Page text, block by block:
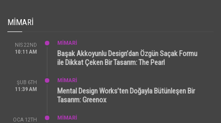
MIMARI
NIS 22ND
10:11 AM
MİMARİ
Başak Akkoyunlu Design’dan Özgün Saçak Formu
ile Dikkat Çeken Bir Tasarım: The Pearl
ŞUB 6TH
11:39 AM
MİMARİ
Mental Design Works’ten Doğayla Bütünleşen Bir
Tasarım: Greenox
OCA 12TH
MİMARİ